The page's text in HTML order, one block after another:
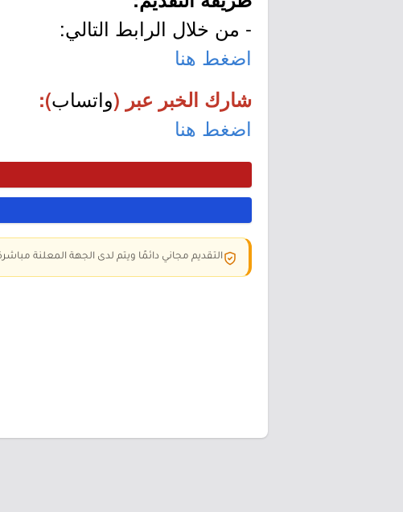
- من خلال الرابط التالي:
اضغط هنا
شارك الخبر عبر (واتساب):
اضغط هنا
التقديم مجاني دائمًا ويتم لدى الجهة المعلنة